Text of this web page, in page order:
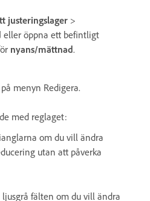
justeringslager >
eller öppna ett befintligt
nyans/mättnad.
menyn Redigera.
med reglaget:
om du vill ändra
utan att påverka
ljusgrå fälten om du vill ändra